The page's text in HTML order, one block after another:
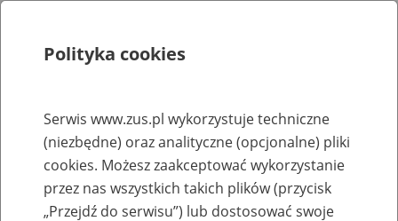
Rejestry, ewidencje i archiwa
Baza zlikwidowanych lub
Polityka cookies
Serwis www.zus.pl wykorzystuje techniczne
(niezbędne) oraz analityczne (opcjonalne) pliki
cookies. Możesz zaakceptować wykorzystanie
przez nas wszystkich takich plików (przycisk
„Przejdź do serwisu”) lub dostosować swoje